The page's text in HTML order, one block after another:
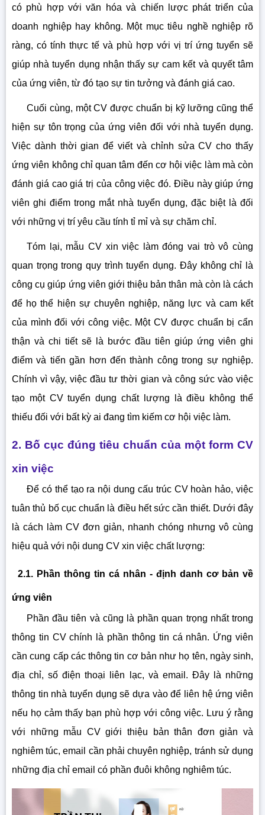
có phù hợp với văn hóa và chiến lược phát triển của
doanh nghiệp hay không. Một mục tiêu nghề nghiệp rõ
ràng, có tính thực tế và phù hợp với vị trí ứng tuyển sẽ
giúp nhà tuyển dụng nhận thấy sự cam kết và quyết tâm
của ứng viên, từ đó tạo sự tin tưởng và đánh giá cao.
Cuối cùng, một CV được chuẩn bị kỹ lưỡng cũng thể
hiện sự tôn trọng của ứng viên đối với nhà tuyển dụng.
Việc dành thời gian để viết và chỉnh sửa CV cho thấy
ứng viên không chỉ quan tâm đến cơ hội việc làm mà còn
đánh giá cao giá trị của công việc đó. Điều này giúp ứng
viên ghi điểm trong mắt nhà tuyển dụng, đặc biệt là đối
với những vị trí yêu cầu tính tỉ mỉ và sự chăm chỉ.
Tóm lại, mẫu CV xin việc làm đóng vai trò vô cùng
quan trọng trong quy trình tuyển dụng. Đây không chỉ là
công cụ giúp ứng viên giới thiệu bản thân mà còn là cách
để họ thể hiện sự chuyên nghiệp, năng lực và cam kết
của mình đối với công việc. Một CV được chuẩn bị cẩn
thận và chi tiết sẽ là bước đầu tiên giúp ứng viên ghi
điểm và tiến gần hơn đến thành công trong sự nghiệp.
Chính vì vậy, việc đầu tư thời gian và công sức vào việc
tạo một CV tuyển dụng chất lượng là điều không thể
thiếu đối với bất kỳ ai đang tìm kiếm cơ hội việc làm.
2. Bố cục đúng tiêu chuẩn của một form CV
xin việc
Để có thể tạo ra nội dung cấu trúc CV hoàn hảo, việc
tuân thủ bố cục chuẩn là điều hết sức cần thiết. Dưới đây
là cách làm CV đơn giản, nhanh chóng nhưng vô cùng
hiệu quả với nội dung CV xin việc chất lượng:
2.1. Phần thông tin cá nhân - định danh cơ bản về
ứng viên
Phần đầu tiên và cũng là phần quan trọng nhất trong
thông tin CV chính là phần thông tin cá nhân. Ứng viên
cần cung cấp các thông tin cơ bản như họ tên, ngày sinh,
địa chỉ, số điện thoại liên lạc, và email. Đây là những
thông tin nhà tuyển dụng sẽ dựa vào để liên hệ ứng viên
nếu họ cảm thấy bạn phù hợp với công việc. Lưu ý rằng
với những mẫu CV giới thiệu bản thân đơn giản và
nghiêm túc, email cần phải chuyên nghiệp, tránh sử dụng
những địa chỉ email có phần đuôi không nghiêm túc.